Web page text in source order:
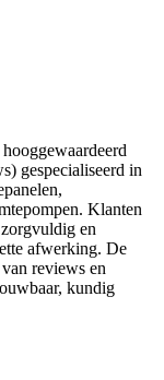
gespecialiseerd in
Klanten
en
afwerking. De
reviews en
kundig